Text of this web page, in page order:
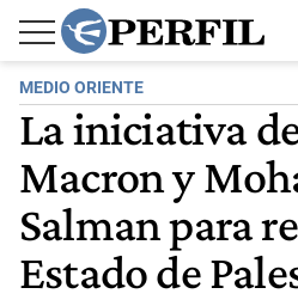
MEDIO ORIENTE
La iniciativa
Macron y
Salman para
Estado de